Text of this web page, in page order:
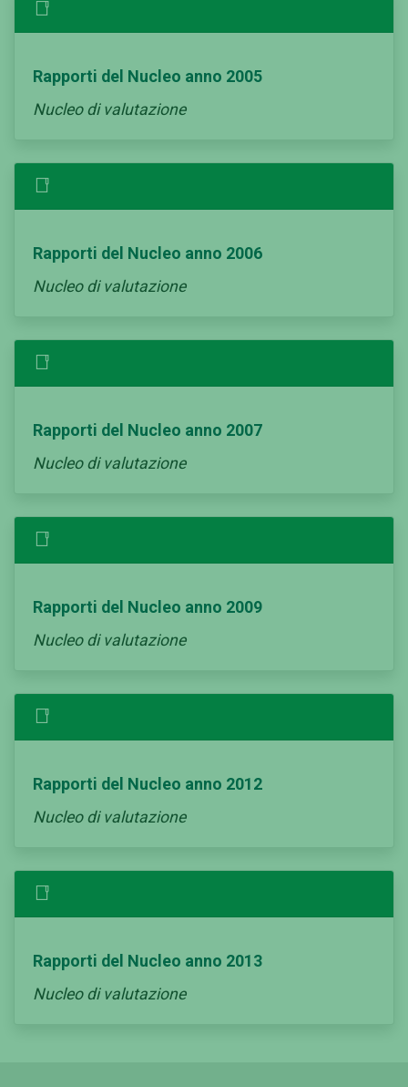
Rapporti del Nucleo anno 2005
Nucleo di valutazione
Rapporti del Nucleo anno 2006
Nucleo di valutazione
Rapporti del Nucleo anno 2007
Nucleo di valutazione
Rapporti del Nucleo anno 2009
Nucleo di valutazione
Rapporti del Nucleo anno 2012
Nucleo di valutazione
Rapporti del Nucleo anno 2013
Nucleo di valutazione